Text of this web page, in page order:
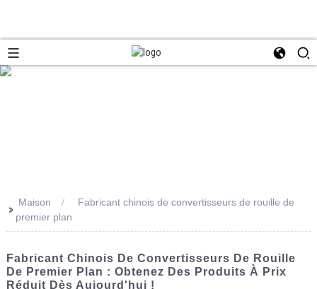
>> Maison
Fabricant chinois de convertisseurs de rouille de
premier plan
Fabricant Chinois De Convertisseurs De Rouille
De Premier Plan : Obtenez Des Produits À Prix
Réduit Dès Aujourd'hui !